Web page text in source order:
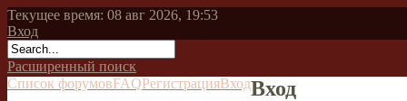
Текущее время: 08 авг 2026, 19:53
Вход
Расширенный поиск
Список форумовFAQРегистрацияВходВход